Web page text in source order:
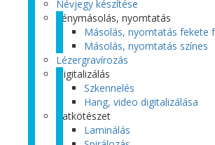
Névjegy készítése
Fénymásolás, nyomtatás
Másolás, nyomtatás fekete
Másolás, nyomtatás színes
Lézergravírozás
Digitalizálás
Szkennelés
Hang, video digitalizálása
Iratkötészet
Laminálás